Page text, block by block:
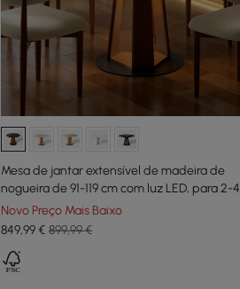
Mesa de jantar extensível de madeira de
nogueira de 91-119 cm com luz LED, para 2-4
pessoas
Novo Preço Mais Baixo
849,99€ 899,99 €